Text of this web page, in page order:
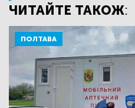
ЧИТАЙТЕ ТАКОЖ:
ПОЛТАВА